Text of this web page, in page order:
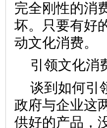
完全刚性的消
坏。只要有好
动文化消费。
引领文化消
谈到如何引
政府与企业这
供好的产品，